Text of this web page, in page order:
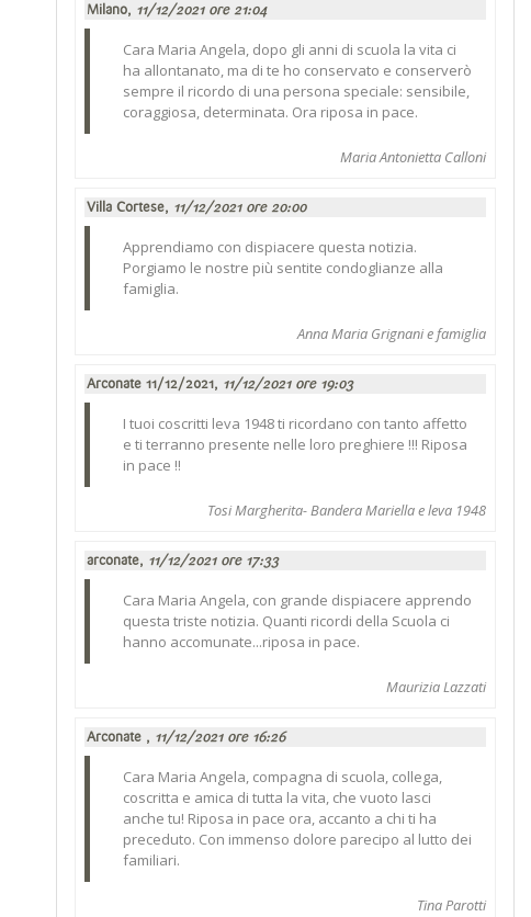
Milano, 11/12/2021 ore 21:04
Cara Maria Angela, dopo gli anni di scuola la vita ci
ha allontanato, ma di te ho conservato e conserverò
sempre il ricordo di una persona speciale: sensibile,
coraggiosa, determinata. Ora riposa in pace.
Maria Antonietta Calloni
Villa Cortese, 11/12/2021 ore 20:00
Apprendiamo con dispiacere questa notizia.
Porgiamo le nostre più sentite condoglianze alla
famiglia.
Anna Maria Grignani e famiglia
Arconate 11/12/2021, 11/12/2021 ore 19:03
I tuoi coscritti leva 1948 ti ricordano con tanto affetto
e ti terranno presente nelle loro preghiere !!! Riposa
in pace !!
Tosi Margherita- Bandera Mariella e leva 1948
arconate, 11/12/2021 ore 17:33
Cara Maria Angela, con grande dispiacere apprendo
questa triste notizia. Quanti ricordi della Scuola ci
hanno accomunate...riposa in pace.
Maurizia Lazzati
Arconate , 11/12/2021 ore 16:26
Cara Maria Angela, compagna di scuola, collega,
coscritta e amica di tutta la vita, che vuoto lasci
anche tu! Riposa in pace ora, accanto a chi ti ha
preceduto. Con immenso dolore parecipo al lutto dei
familiari.
Tina Parotti